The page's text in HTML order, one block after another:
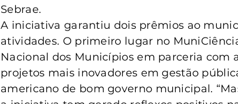
Sebrae.
A iniciativa garantiu dois prêmios ao
atividades. O primeiro lugar no
Nacional dos Municípios em parceria com
projetos mais inovadores em gestão
americano de bom governo municipal.